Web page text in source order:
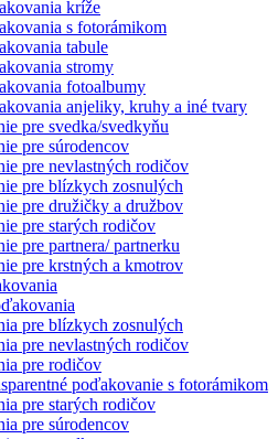
kríže
s fotorámikom
tabule
stromy
fotoalbumy
anjeliky, kruhy a iné tvary
pre svedka/svedkyňu
pre súrodencov
pre nevlastných rodičov
pre blízkych zosnulých
pre družičky a družbov
pre starých rodičov
pre partnera/ partnerku
pre krstných a kmotrov
pre blízkych zosnulých
pre nevlastných rodičov
pre rodičov
poďakovanie s fotorámikom
pre starých rodičov
pre súrodencov